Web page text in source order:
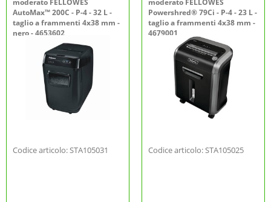
moderato FELLOWES
AutoMax™ 200C - P-4 - 32 L -
taglio a frammenti 4x38 mm -
nero - 4653602
Codice articolo: STA105031
moderato FELLOWES
Powershred® 79Ci - P-4 - 23 L -
taglio a frammenti 4x38 mm -
4679001
Codice articolo: STA105025